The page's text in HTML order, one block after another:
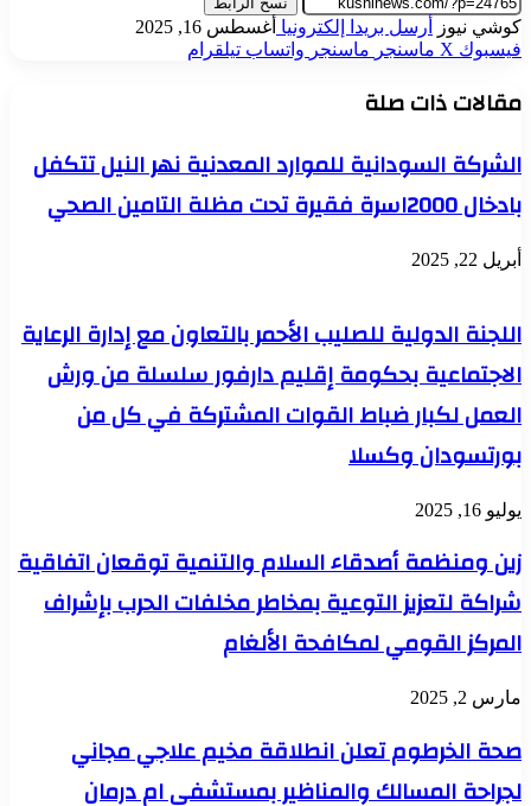
كوشي نيوز أرسل بريدا إلكترونيا أغسطس 16, 2025
فيسبوك ‫X ماسنجر ماسنجر واتساب تيلقرام
مقالات ذات صلة
الشركة السودانية للموارد المعدنية نهر النيل تتكفل
بادخال 2000اسرة فقيرة تحت مظلة التامين الصحي
أبريل 22, 2025
اللجنة الدولية للصليب الأحمر بالتعاون مع إدارة الرعاية
الاجتماعية بحكومة إقليم دارفور سلسلة من ورش
العمل لكبار ضباط القوات المشتركة في كل من
بورتسودان وكسلا
يوليو 16, 2025
زين ومنظمة أصدقاء السلام والتنمية توقعان اتفاقية
شراكة لتعزيز التوعية بمخاطر مخلفات الحرب بإشراف
المركز القومي لمكافحة الألغام
مارس 2, 2025
صحة الخرطوم تعلن انطلاقة مخيم علاجي مجاني
لجراحة المسالك والمناظير بمستشفى ام درمان